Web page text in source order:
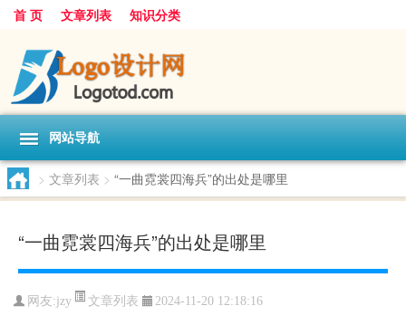
首 页 文章列表 知识分类
网站导航
> 文章列表 > “一曲霓裳四海兵”的出处是哪里
“一曲霓裳四海兵”的出处是哪里
网友:jzy 文章列表 2024-11-20 12:18:16